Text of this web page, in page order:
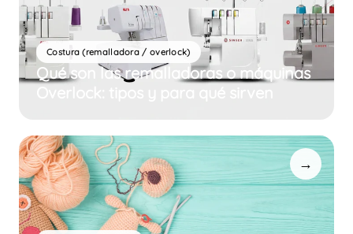
Costura (remalladora / overlock)
Qué son las remalladoras o máquinas
→